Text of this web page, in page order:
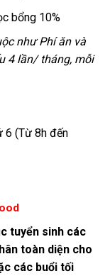
bổng 10%
như Phí ăn và
4 lần/ tháng, mỗi
6 (Từ 8h đến
tuyển sinh các
toàn diện cho
các buổi tối